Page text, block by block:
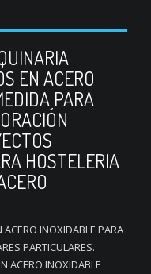
EN ACERO
PARA
HOSTELERIA
INOXIDABLE PARA
PARTICULARES.
ACERO INOXIDABLE